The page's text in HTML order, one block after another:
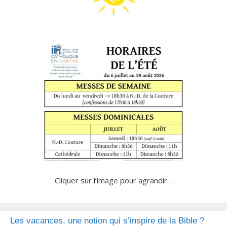
Cliquer sur l’image pour agrandir…
Les vacances, une notion qui s’inspire de la Bible ?